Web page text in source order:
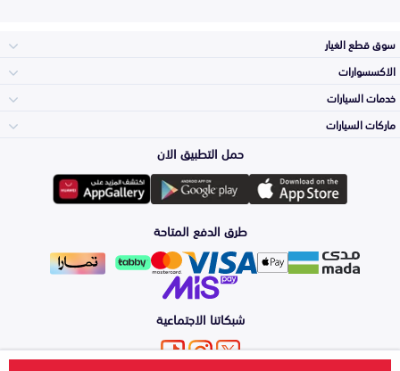
سوق قطع الغيار
المكائن، القيرات
وملحقاتها
الشمعات
والاصطبات (الاضاءة)
الفرامل والأقمشة
الاكسسوارات
لوازم الرحلات
اكسسوارات العناية
الزيوت و السوائل
خدمات السيارات
الأكثر مبيعاً
التلميع والعناية
حماية مقدمة السيارة
ماركات السيارات
تويوتا
هيونداي
كيا
حمل التطبيق الان
طرق الدفع المتاحة
شبكاتنا الاجتماعية